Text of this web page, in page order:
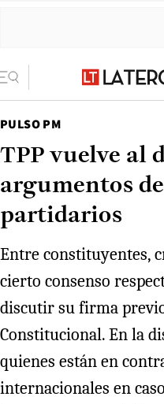
PULSO PM
TPP vuelve al
argumentos
partidarios
Entre constituyentes,
cierto consenso
discutir su firma
Constitucional. En la
quienes están en
internacionales en